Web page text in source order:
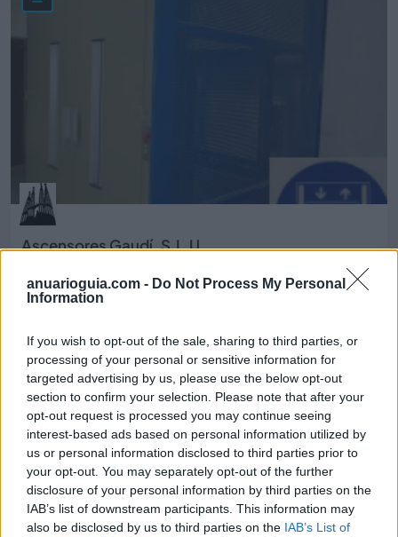
anuarioguia.com - Do Not Process My Personal
Information
If you wish to opt-out of the sale, sharing to third parties, or
processing of your personal or sensitive information for
targeted advertising by us, please use the below opt-out
section to confirm your selection. Please note that after your
opt-out request is processed you may continue seeing
interest-based ads based on personal information utilized by
us or personal information disclosed to third parties prior to
your opt-out. You may separately opt-out of the further
disclosure of your personal information by third parties on the
IAB’s list of downstream participants. This information may
also be disclosed by us to third parties on the IAB’s List of
Ascensores Gaudí, S.L.U
Ver más